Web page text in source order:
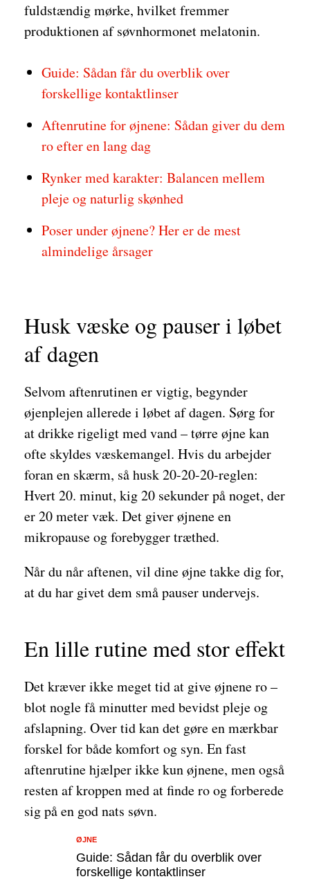
fuldstændig mørke, hvilket fremmer
produktionen af søvnhormonet melatonin.
Guide: Sådan får du overblik over
forskellige kontaktlinser
Aftenrutine for øjnene: Sådan giver du dem
ro efter en lang dag
Rynker med karakter: Balancen mellem
pleje og naturlig skønhed
Poser under øjnene? Her er de mest
almindelige årsager
Husk væske og pauser i løbet
af dagen
Selvom aftenrutinen er vigtig, begynder
øjenplejen allerede i løbet af dagen. Sørg for
at drikke rigeligt med vand – tørre øjne kan
ofte skyldes væskemangel. Hvis du arbejder
foran en skærm, så husk 20-20-20-reglen:
Hvert 20. minut, kig 20 sekunder på noget, der
er 20 meter væk. Det giver øjnene en
mikropause og forebygger træthed.
Når du når aftenen, vil dine øjne takke dig for,
at du har givet dem små pauser undervejs.
En lille rutine med stor effekt
Det kræver ikke meget tid at give øjnene ro –
blot nogle få minutter med bevidst pleje og
afslapning. Over tid kan det gøre en mærkbar
forskel for både komfort og syn. En fast
aftenrutine hjælper ikke kun øjnene, men også
resten af kroppen med at finde ro og forberede
sig på en god nats søvn.
Guide: Sådan får du overblik over
forskellige kontaktlinser
ØJNE